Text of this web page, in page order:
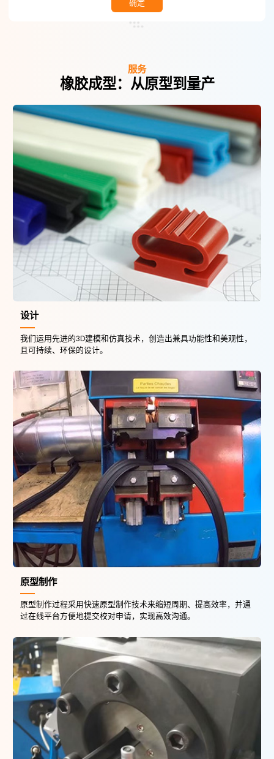
确定
服务
橡胶成型：从原型到量产
设计
我们运用先进的3D建模和仿真技术，创造出兼具功能性和美观性，
且可持续、环保的设计。
原型制作
原型制作过程采用快速原型制作技术来缩短周期、提高效率，并通
过在线平台方便地提交校对申请，实现高效沟通。